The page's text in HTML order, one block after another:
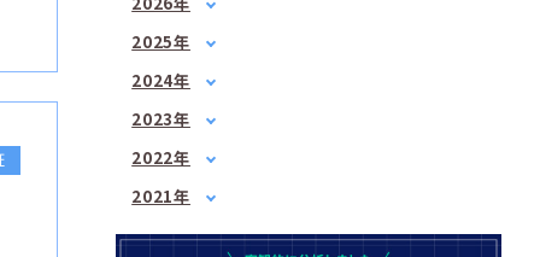
2月(1)
3月(1)
4月(1)
6月(2)
7月(3)
2025年
3月(2)
5月(1)
7月(2)
9月(1)
10月(1)
2024年
2月(1)
3月(1)
4月(3)
2023年
2月(1)
3月(2)
4月(2)
2022年
2月(3)
3月(2)
2021年